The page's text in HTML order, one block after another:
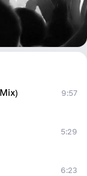
9:57
5:29
6:23